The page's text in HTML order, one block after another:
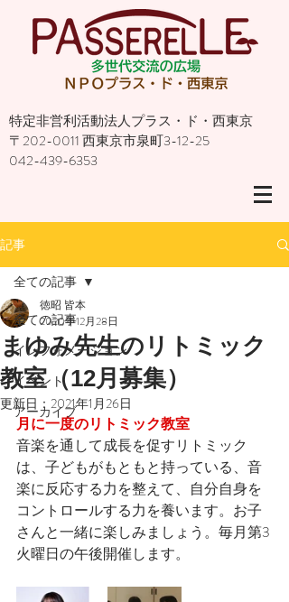
特定非営利活動法人プラス・ド・西東京
〒202-0011 西東京市泉町3-12-25
042-439-6353
記事
全ての記事
インフォメーション
イベント
アーカイブ
全ての記事
まゆみ先生のリトミック
教室（12月募集）
徳昭 皆本
2020年12月28日
更新日： 2021年1月26日
月に一度のリトミック教室
音楽を通して成長を促すリトミック
は、子どもがもともと持っている、音
楽に反応する力を整えて、自分自身を
コントロールする力を養います。お子
さんと一緒に楽しみましょう。毎月第3
火曜日の午後開催します。